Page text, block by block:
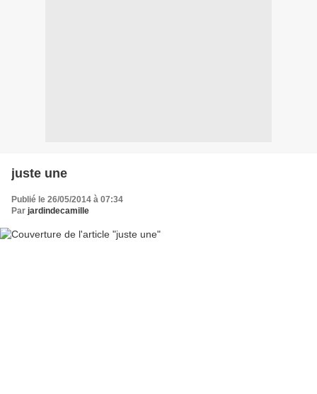
juste une
Publié le 26/05/2014 à 07:34
Par jardindecamille